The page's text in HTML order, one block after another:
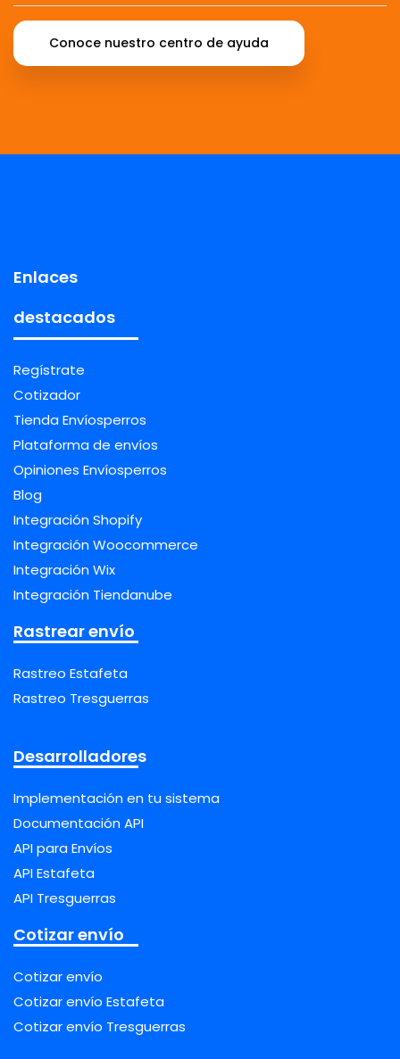
Conoce nuestro centro de ayuda
Enlaces
destacados
Regístrate
Cotizador
Tienda Envíosperros
Plataforma de envíos
Opiniones Envíosperros
Blog
Integración Shopify
Integración Woocommerce
Integración Wix
Integración Tiendanube
Rastrear envío
Rastreo Estafeta
Rastreo Tresguerras
Desarrolladores
Implementación en tu sistema
Documentación API
API para Envíos
API Estafeta
API Tresguerras
Cotizar envío
Cotizar envío
Cotizar envío Estafeta
Cotizar envío Tresguerras